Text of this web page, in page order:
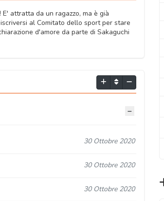
attratta da un ragazzo, ma è già
al Comitato dello sport per stare
d'amore da parte di Sakaguchi
30 Ottobre 2020
30 Ottobre 2020
30 Ottobre 2020